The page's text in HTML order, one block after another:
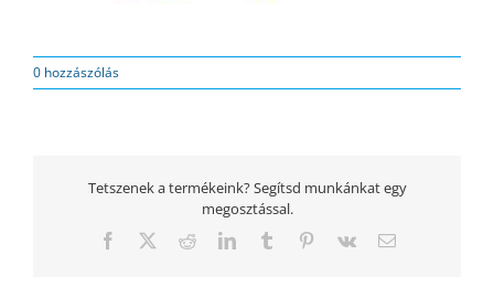
0 hozzászólás
Tetszenek a termékeink? Segítsd munkánkat egy
megosztással.
Facebook
TwitterRedditLinkedInTumblr Pinterest
Vk Email: